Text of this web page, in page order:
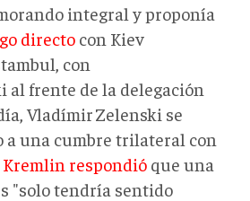
integral y proponía
directo con Kiev
con
al frente de la delegación
Vladímir Zelenski se
a una cumbre trilateral con
Kremlin respondió que una
"solo tendría sentido